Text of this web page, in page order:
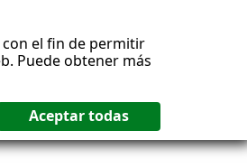
con el fin de permitir
Puede obtener más